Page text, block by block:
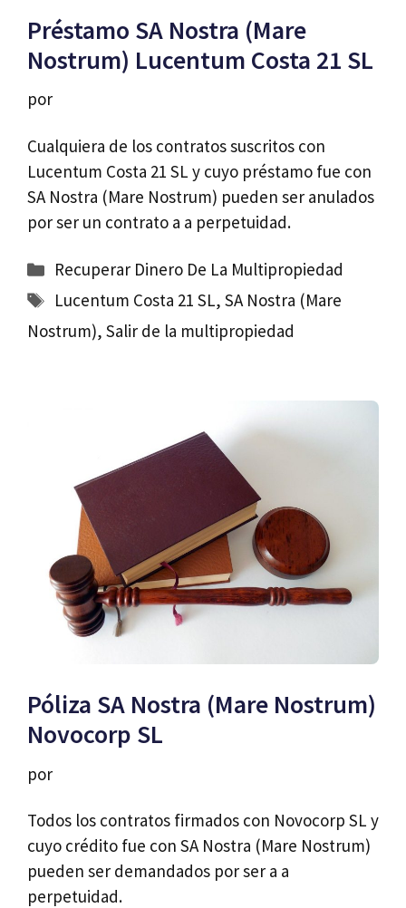
Préstamo SA Nostra (Mare
Nostrum) Lucentum Costa 21 SL
por
Cualquiera de los contratos suscritos con
Lucentum Costa 21 SL y cuyo préstamo fue con
SA Nostra (Mare Nostrum) pueden ser anulados
por ser un contrato a a perpetuidad.
Categorías
Recuperar Dinero De La Multipropiedad
Etiquetas
Lucentum Costa 21 SL,SA Nostra (Mare
Nostrum), Salir de la multipropiedad
Póliza SA Nostra (Mare Nostrum)
Novocorp SL
por
Todos los contratos firmados con Novocorp SL y
cuyo crédito fue con SA Nostra (Mare Nostrum)
pueden ser demandados por ser a a
perpetuidad.